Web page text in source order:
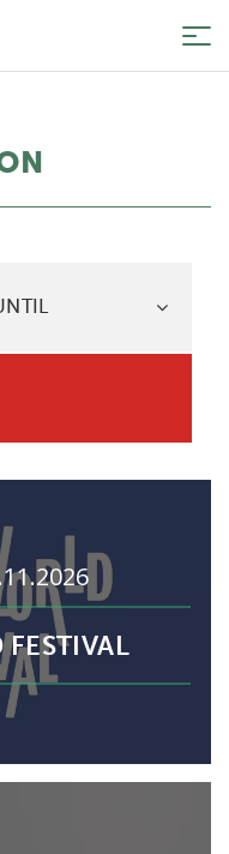
FESTIVAL